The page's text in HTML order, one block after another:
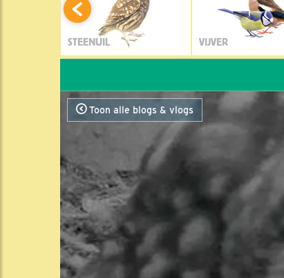
STEENUIL VIJVER
Toon alle blogs & vlogs